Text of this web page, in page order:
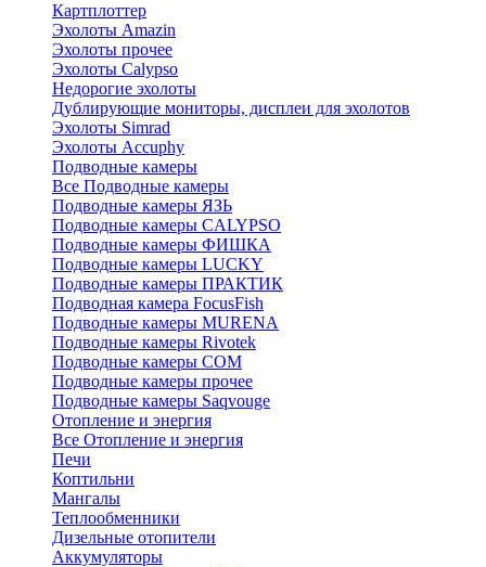
Картплоттер
Эхолоты Amazin
Эхолоты прочее
Эхолоты Calypso
Недорогие эхолоты
Дублирующие мониторы, дисплеи для эхолотов
Эхолоты Simrad
Эхолоты Accuphy
Подводные камеры
Все Подводные камеры
Подводные камеры ЯЗЬ
Подводные камеры CALYPSO
Подводные камеры ФИШКА
Подводные камеры LUCKY
Подводные камеры ПРАКТИК
Подводная камера FocusFish
Подводные камеры MURENA
Подводные камеры Rivotek
Подводные камеры СОМ
Подводные камеры прочее
Подводные камеры Saqvouge
Отопление и энергия
Все Отопление и энергия
Печи
Коптильни
Мангалы
Теплообменники
Дизельные отопители
Аккумуляторы